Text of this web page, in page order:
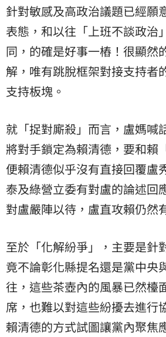
針對敏感及高政治議題已經願
表態，和以往「上班不談政治
同，的確是好事一樁！很顯然
解，唯有跳脫框架對接支持者
支持板塊。
就「捉對廝殺」而言，盧媽喊
將對手鎖定為賴清德，要和賴
便賴清德似乎沒有直接回覆盧
泰及綠營立委有對盧的論述回
對盧嚴陣以待，盧直攻賴仍然
至於「化解紛爭」，主要是針
竟不論彰化縣提名還是黨中央
往，這些茶壺內的風暴已然檯
席，也難以對這些紛擾去進行
賴清德的方式試圖讓黨內聚焦